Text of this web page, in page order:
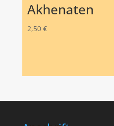
Akhenaten
2,50 €